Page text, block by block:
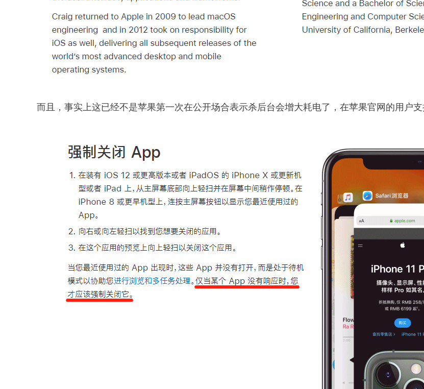
而且，事实上这已经不是苹果第一次在公开场合表示杀后台会增大耗电了，在苹果官网的用户